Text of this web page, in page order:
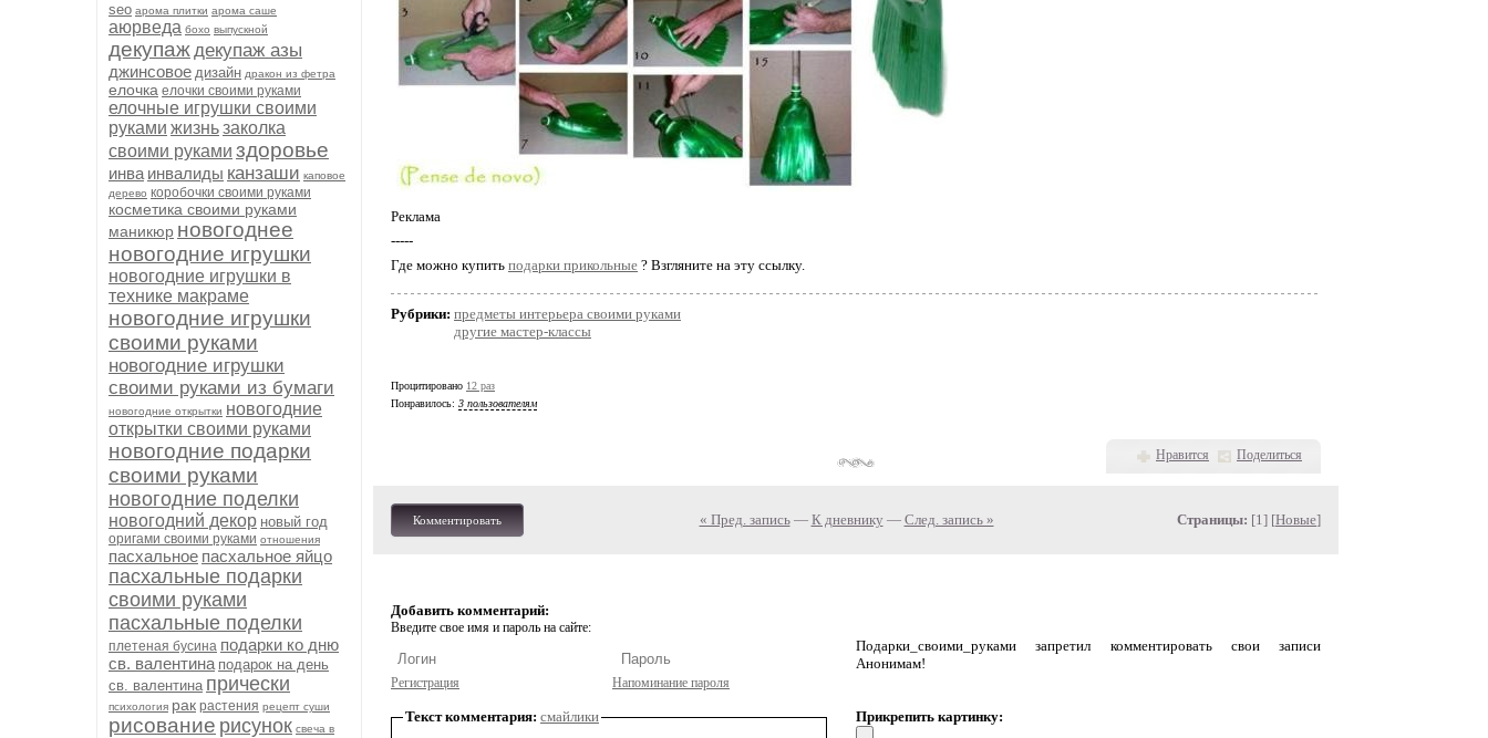
seo арома плитки арома саше
аюрведа бохо выпускной
декупаждекупаж азы
джинсовое дизайн дракон из фетра
елочка елочки своими руками
елочные игрушки своими
руками жизньзаколка
своими руками здоровье
инва инвалиды канзаши каповое
дерево коробочки своими руками
косметика своими руками
маникюр новогоднее
новогодние игрушки
новогодние игрушки в
технике макраме
новогодние игрушки
своими руками
новогодние игрушки
своими руками из бумаги
новогодние открытки новогодние
открытки своими руками
новогодние подарки
своими руками
новогодние поделки
новогодний декор новый год
оригами своими руками отношения
пасхальное пасхальное яйцо
пасхальные подарки
своими руками
пасхальные поделки
плетеная бусина подарки ко дню
св. валентина подарок на день
св. валентина прически
психология рак растения рецепт суши
рисование рисунок свеча в
Реклама
-----
Где можно купить подарки прикольные ? Взгляните на эту ссылку.
Рубрики: предметы интерьера своими руками
другие мастер-классы
Процитировано 12 раз
Понравилось: 3 пользователям
Нравится Поделиться
Комментировать « Пред. запись— К дневнику — След. запись » Страницы: [1] [Новые]
Добавить комментарий:
Введите свое имя и пароль на сайте:
Регистрация Напоминание пароля
Подарки_своими_руками запретил комментировать свои записи
Анонимам!
Текст комментария: смайлики Прикрепить картинку: